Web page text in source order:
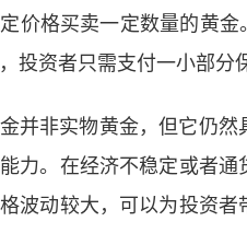
价格买卖一定数量的黄
投资者只需支付一小部分
并非实物黄金，但它仍
力。在经济不稳定或者
波动较大，可以为投资